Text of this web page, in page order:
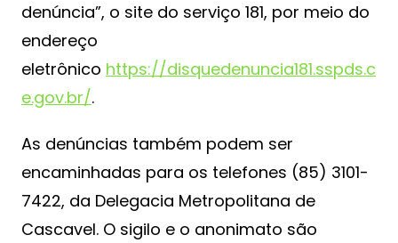
denúncia”, o site do serviço 181, por meio do
endereço
eletrônico https://disquedenuncia181.sspds.c
e.gov.br/.
As denúncias também podem ser
encaminhadas para os telefones (85) 3101-
7422, da Delegacia Metropolitana de
Cascavel. O sigilo e o anonimato são